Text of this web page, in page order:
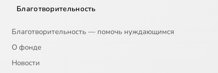
Благотворительность
Благотворительность — помочь нуждающимся
О фонде
Новости